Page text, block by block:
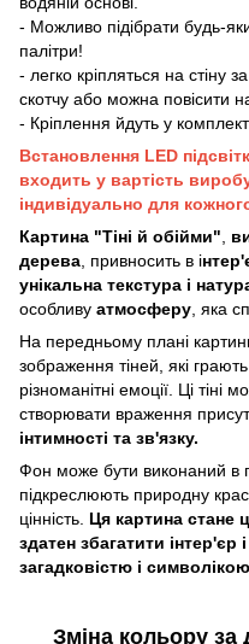
- Можливо підібрати будь-
палітри!
- легко кріпляться на стіну
скотчу або можна повісити
- Кріплення йдуть у
Встановлення LED
входить у вартість
індивідуально для
Картина "Тіні й обійми"
дерева , привносить в і
унікальна текстура і
особливу атмосферу , яка
На передньому плані
зображення тіней, які грають
різноманітні емоції. Ці
створювати враження
інтимності та зв'язку.
Фон може бути виконаний в
підкреслюють природну
цінність. Ця картина стане
здатен збагатити
загадковістю і
Зміна кольору